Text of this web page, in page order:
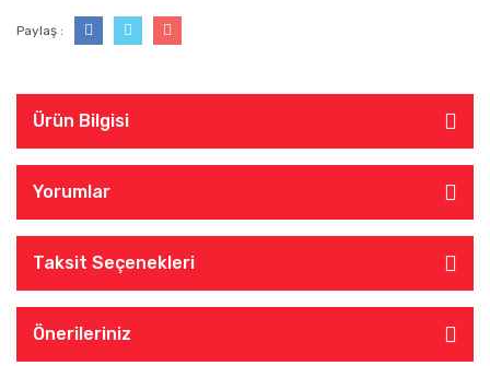
Paylaş :
Ürün Bilgisi
Yorumlar
Taksit Seçenekleri
Önerileriniz